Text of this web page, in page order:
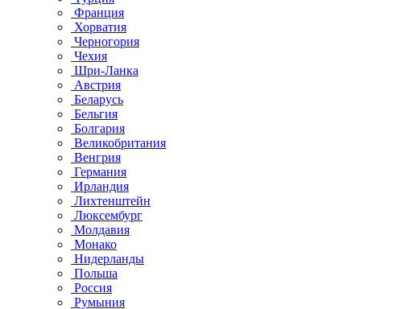
Франция
Хорватия
Черногория
Чехия
Шри-Ланка
Австрия
Беларусь
Бельгия
Болгария
Великобритания
Венгрия
Германия
Ирландия
Лихтенштейн
Люксембург
Молдавия
Монако
Нидерланды
Польша
Россия
Румыния